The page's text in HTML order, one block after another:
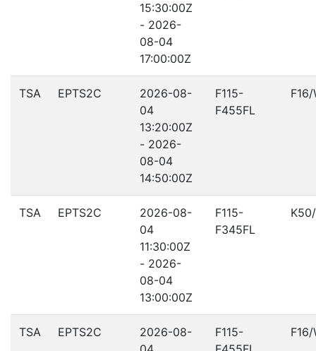
15:30:00Z
- 2026-
08-04
17:00:00Z
TSA EPTS2C
2026-08-
04
13:20:00Z
- 2026-
08-04
14:50:00Z
F115-
F455FL
F16/
TSA EPTS2C
2026-08-
04
11:30:00Z
- 2026-
08-04
13:00:00Z
F115-
F345FL
TSA EPTS2C
2026-08-
F115-
F16/